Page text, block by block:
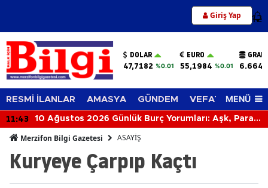
Giriş Yap 12
DOLAR
47,7182 %0.01
EURO
55,1984 %0.01
RESMİ İLANLAR AMASYA GÜNDEM VEFAT EDENLER
MENÜ
11:43
10 Ağustos 2026 Günlük Burç Yorumları: Aşk, Para
Merzifon Bilgi Gazetesi ASAYİŞ
Kuryeye Çarpıp Kaçtı